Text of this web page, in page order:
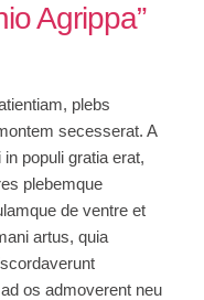
Agrippa”
plebs
secesserat. A
populi gratia erat,
plebemque
de ventre et
artus, quia
os admoverent neu